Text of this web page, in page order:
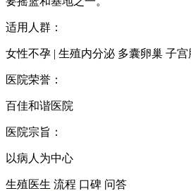
适用人群：
女性不孕 | 生殖内分泌 多囊卵巢 子
医院荣誉：
百佳和谐医院
医院宗旨：
以病人为中心
生殖医生 流程 口碑 问答